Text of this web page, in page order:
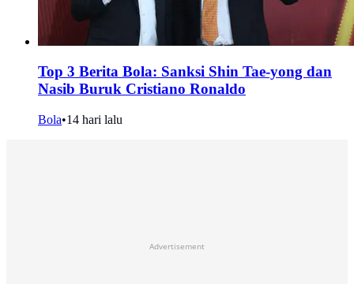
Top 3 Berita Bola: Sanksi Shin Tae-yong dan
Nasib Buruk Cristiano Ronaldo
Bola•14 hari lalu
Advertisement